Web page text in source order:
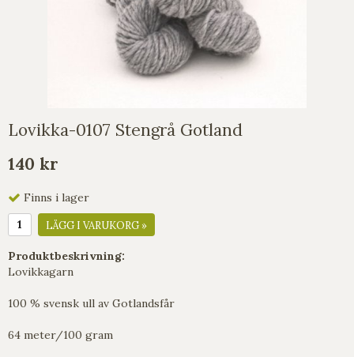
Lovikka-0107 Stengrå Gotland
140 kr
Finns i lager
LÄGG I VARUKORG »
Produktbeskrivning:
Lovikkagarn
100 % svensk ull av Gotlandsfår
64 meter/100 gram